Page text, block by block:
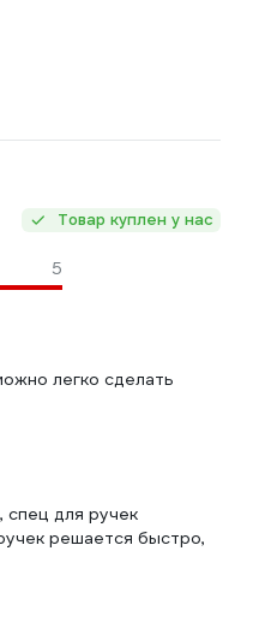
Товар куплен у нас
5
легко сделать
для ручек
решается быстро,